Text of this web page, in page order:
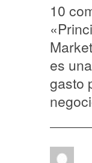
10
«
es
gasto